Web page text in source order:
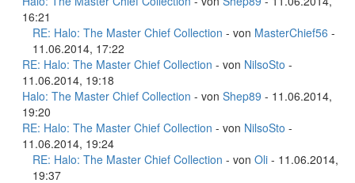
16:21
RE: Halo: The Master Chief Collection - von MasterChief56 -
11.06.2014, 17:22
RE: Halo: The Master Chief Collection - von NilsoSto -
11.06.2014, 19:18
Halo: The Master Chief Collection - von Shep89 - 11.06.2014,
19:20
RE: Halo: The Master Chief Collection - von NilsoSto -
11.06.2014, 19:24
RE: Halo: The Master Chief Collection - von Oli - 11.06.2014,
19:37